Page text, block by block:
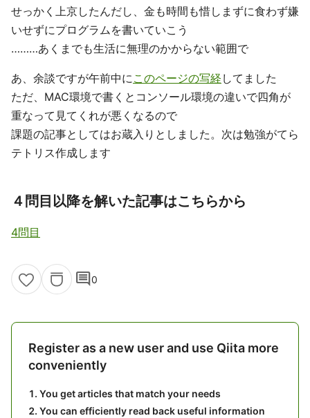
せっかく上京したんだし、金も時間も惜しまずに食わず嫌
いせずにプログラムを書いていこう
………あくまでも生活に無理のかからない範囲で
あ、余談ですが午前中にこのページの写経 してました
ただ、MAC環境で書くとコンソール環境の違いで四角が
重なって見てくれが悪くなるので
課題の記事としてはお蔵入りとしました。次は勉強がてら
テトリス作成します
４問目以降を解いた記事はこちらから
4問目
comment0
Register as a new user and use Qiita more
conveniently
You get articles that match your needs
You can efficiently read back useful information